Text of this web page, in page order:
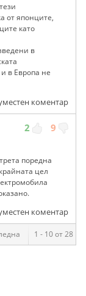
от японците,
като
в
в Европа не
коментар
2 9
поредна
цел
коментар
1 - 10 от 28